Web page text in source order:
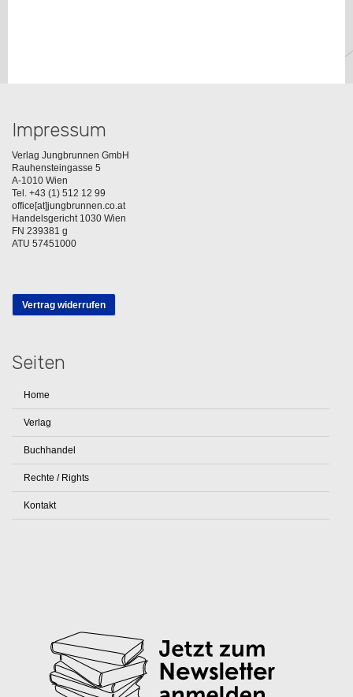
Impressum
Verlag Jungbrunnen GmbH
Rauhensteingasse 5
A-1010 Wien
Tel. +43 (1) 512 12 99
office[at]jungbrunnen.co.at
Handelsgericht 1030 Wien
FN 239381 g
ATU 57451000
Vertrag widerrufen
Seiten
Home
Verlag
Buchhandel
Rechte / Rights
Kontakt